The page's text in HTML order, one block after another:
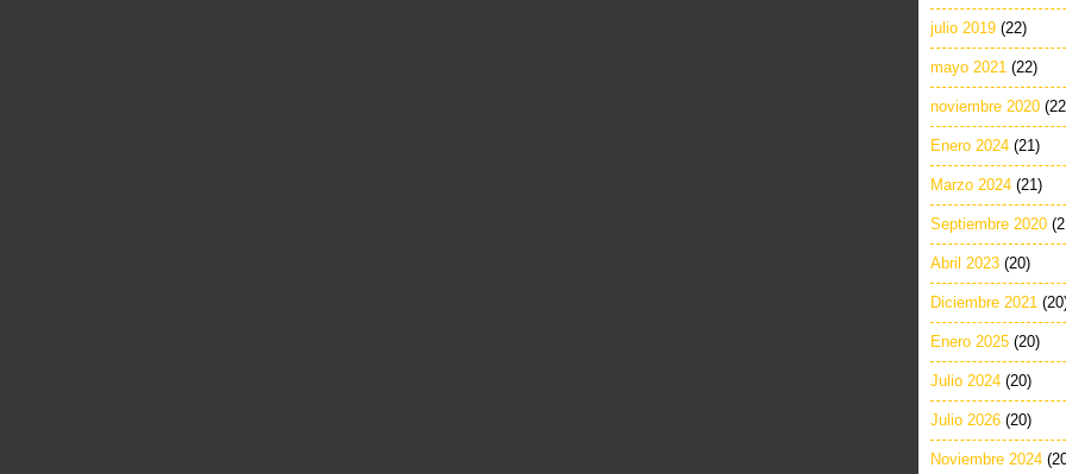
julio 2019 (22)
mayo 2021 (22)
noviembre 2020
Enero 2024 (21)
Marzo 2024 (21)
Septiembre 2020
Abril 2023 (20)
Diciembre 2021
Enero 2025 (20)
Julio 2024 (20)
Julio 2026 (20)
Noviembre 2024